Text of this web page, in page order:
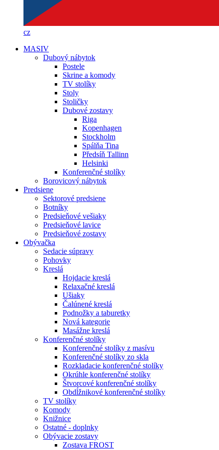
cz
MASIV
Dubový nábytok
Postele
Skrine a komody
TV stolíky
Stoly
Stoličky
Dubové zostavy
Riga
Kopenhagen
Stockholm
Spálňa Tina
Předsíň Tallinn
Helsinki
Konferenčné stolíky
Borovicový nábytok
Predsiene
Sektorové predsiene
Botníky
Predsieňové vešiaky
Predsieňové lavice
Predsieňové zostavy
Obývačka
Sedacie súpravy
Pohovky
Kreslá
Hojdacie kreslá
Relaxačné kreslá
Ušiaky
Čalúnené kreslá
Podnožky a taburetky
Nová kategorie
Masážne kreslá
Konferenčné stolíky
Konferenčné stolíky z masívu
Konferenčné stolíky zo skla
Rozkladacie konferenčné stolíky
Okrúhle konferenčné stolíky
Štvorcové konferenčné stolíky
Obdĺžnikové konferenčné stolíky
TV stolíky
Komody
Knižnice
Ostatné - doplnky
Obývacie zostavy
Zostava FROST